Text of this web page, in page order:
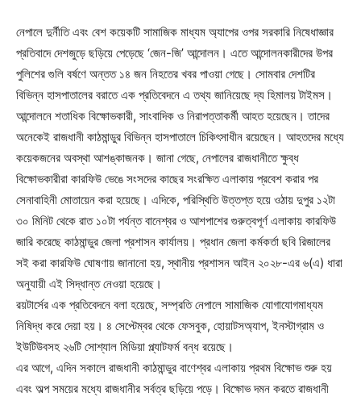
নেপালে দুর্নীতি এবং বেশ কয়েকটি সামাজিক মাধ্যম অ্যাপের ওপর সরকারি নিষেধাজ্ঞার
প্রতিবাদে দেশজুড়ে ছড়িয়ে পেড়েছে ‘জেন-জি’ আন্দোলন। এতে আন্দোলনকারীদের উপর
পুলিশের গুলি বর্ষণে অন্তত ১৪ জন নিহতের খবর পাওয়া গেছে। সোমবার দেশটির
বিভিন্ন হাসপাতালের বরাতে এক প্রতিবেদনে এ তথ্য জানিয়েছে দ্য হিমালয় টাইমস।
আন্দোলনে শতাধিক বিক্ষোভকারী, সাংবাদিক ও নিরাপত্তাকর্মী আহত হয়েছেন। তাদের
অনেকেই রাজধানী কাঠমান্ডুর বিভিন্ন হাসপাতালে চিকিৎসাধীন রয়েছেন। আহতদের মধ্যে
কয়েকজনের অবস্থা আশঙ্কাজনক। জানা গেছে, নেপালের রাজধানীতে ক্ষুব্ধ
বিক্ষোভকারীরা কারফিউ ভেঙে সংসদের কাছের সংরক্ষিত এলাকায় প্রবেশ করার পর
সেনাবাহিনী মোতায়েন করা হয়েছে। এদিকে, পরিস্থিতি উত্তপ্ত হয়ে ওঠায় দুপুর ১২টা
৩০ মিনিট থেকে রাত ১০টা পর্যন্ত বানেশ্বর ও আশপাশের গুরুত্বপূর্ণ এলাকায় কারফিউ
জারি করেছে কাঠমান্ডুর জেলা প্রশাসন কার্যালয়। প্রধান জেলা কর্মকর্তা ছবি রিজালের
সই করা কারফিউ ঘোষণায় জানানো হয়, স্থানীয় প্রশাসন আইন ২০২৮-এর ৬(এ) ধারা
অনুযায়ী এই সিদ্ধান্ত নেওয়া হয়েছে।
রয়টার্সের এক প্রতিবেদনে বলা হয়েছে, সম্প্রতি নেপালে সামাজিক যোগাযোগমাধ্যম
নিষিদ্ধ করে দেয়া হয়। ৪ সেপ্টেম্বর থেকে ফেসবুক, হোয়াটসঅ্যাপ, ইনস্টাগ্রাম ও
ইউটিউবসহ ২৬টি সোশ্যাল মিডিয়া প্ল্যাটফর্ম বন্ধ রয়েছে।
এর আগে, এদিন সকালে রাজধানী কাঠমান্ডুর বাণেশ্বর এলাকায় প্রথম বিক্ষোভ শুরু হয়
এবং অল্প সময়ের মধ্যে রাজধানীর সর্বত্র ছড়িয়ে পড়ে। বিক্ষোভ দমন করতে রাজধানী